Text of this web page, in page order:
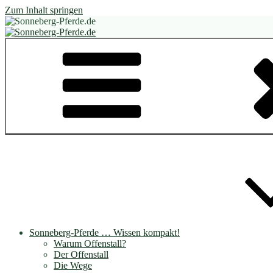
Zum Inhalt springen
Sonneberg-Pferde.de
Pferde im Offenstall, auf dem Paddock-Trail, auf dem Mini-Trail
Sonneberg-Pferde … Wissen kompakt!
Warum Offenstall?
Der Offenstall
Die Wege